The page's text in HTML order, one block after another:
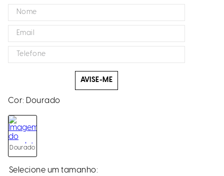
AVISE-ME
Cor: Dourado
Dourado